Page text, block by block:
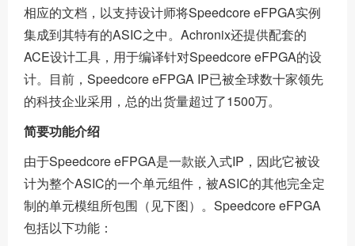
相应的文档，以支持设计师将Speedcore eFPGA实例
集成到其特有的ASIC之中。Achronix还提供配套的
ACE设计工具，用于编译针对Speedcore eFPGA的设
计。目前，Speedcore eFPGA IP已被全球数十家领先
的科技企业采用，总的出货量超过了1500万。
简要功能介绍
由于Speedcore eFPGA是一款嵌入式IP，因此它被设
计为整个ASIC的一个单元组件，被ASIC的其他完全定
制的单元模组所包围（见下图）。Speedcore eFPGA
包括以下功能：